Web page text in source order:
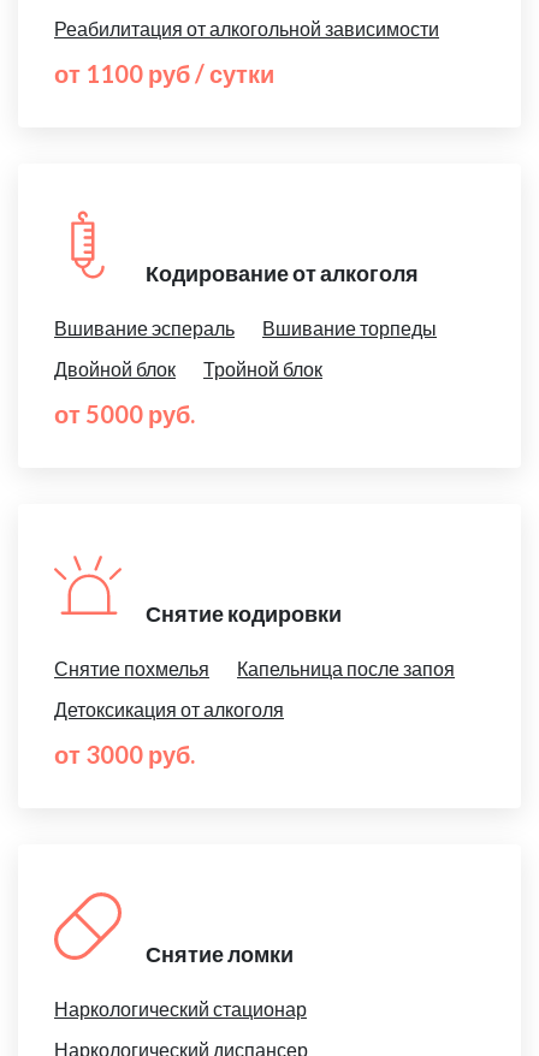
Реабилитация от алкогольной зависимости
от 1100 руб / сутки
Кодирование от алкоголя
Вшивание эспераль
Вшивание торпеды
Двойной блок
Тройной блок
от 5000 руб.
Снятие кодировки
Снятие похмелья
Капельница после запоя
Детоксикация от алкоголя
от 3000 руб.
Снятие ломки
Наркологический стационар
Наркологический диспансер